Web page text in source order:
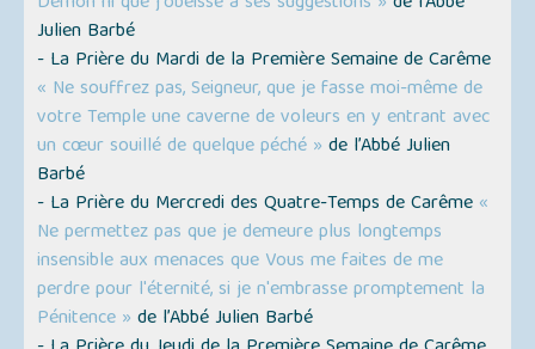
Julien Barbé
- La Prière du Mardi de la Première Semaine de Carême
« Ne souffrez pas, Seigneur, que je fasse moi-même de
votre Temple une caverne de voleurs en y entrant avec
un cœur souillé de quelque péché » de l’Abbé Julien
Barbé
- La Prière du Mercredi des Quatre-Temps de Carême «
Ne permettez pas que je demeure plus longtemps
insensible aux menaces que Vous me faites de me
perdre pour l'éternité, si je n'embrasse promptement la
Pénitence » de l’Abbé Julien Barbé